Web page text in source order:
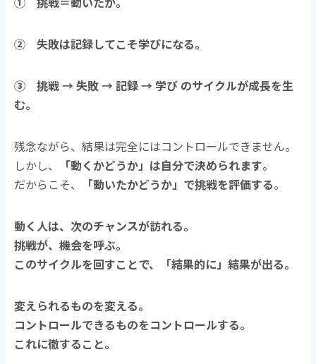
② 失敗は記録してこそ学びになる。
③ 挑戦 → 失敗 → 記録 → 学び のサイクルが成長を生
む。
残念ながら、結果は完全にはコントロールできません。
しかし、
「動くかどうか」は自分で決められます。
だからこそ、
「動いたかどうか」で挑戦を評価する。
動く人は、次のチャンスが訪れる。
挑戦が、機会を呼ぶ。
このサイクルを回すことで、「結果的に」結果が出る。
変えられるものを変える。
コントロールできるものをコントロールする。
これに徹すること。